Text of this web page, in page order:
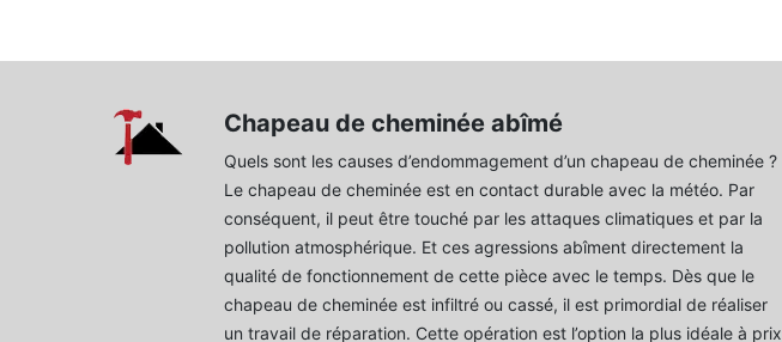
Chapeau de cheminée abîmé
Quels sont les causes d’endommagement d’un chapeau de cheminée ?
Le chapeau de cheminée est en contact durable avec la météo. Par
conséquent, il peut être touché par les attaques climatiques et par la
pollution atmosphérique. Et ces agressions abîment directement la
qualité de fonctionnement de cette pièce avec le temps. Dès que le
chapeau de cheminée est infiltré ou cassé, il est primordial de réaliser
un travail de réparation. Cette opération est l’option la plus idéale à prix